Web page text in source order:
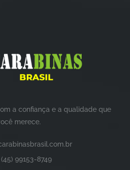
a confiança e a qualidade que
merece.
(45) 99153-8749